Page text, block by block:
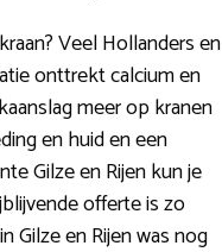
Veel Hollanders en
onttrekt calcium en
meer op kranen
en huid en een
Gilze en Rijen kun je
offerte is zo
Gilze en Rijen was nog